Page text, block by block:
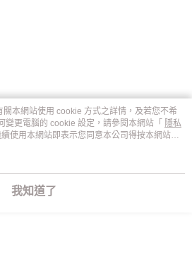
他一個好評吧
本網站使用 cookie 方式之詳情，及若您不希
變更電腦的 cookie 設定，請參閱本網站「 隱私
使用本網站即表示您同意本公司得按本網站使
。
我知道了